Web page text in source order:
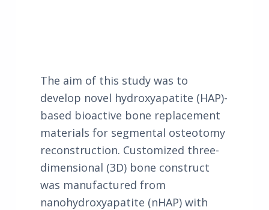
The aim of this study was to
develop novel hydroxyapatite (HAP)-
based bioactive bone replacement
materials for segmental osteotomy
reconstruction. Customized three-
dimensional (3D) bone construct
was manufactured from
nanohydroxyapatite (nHAP) with